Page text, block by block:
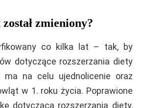
zmieniony?
co kilka lat – tak, by
dotyczące rozszerzania diety
ma na celu ujednolicenie oraz
w 1. roku życia. Poprawione
dotyczącą rozszerzania diety,